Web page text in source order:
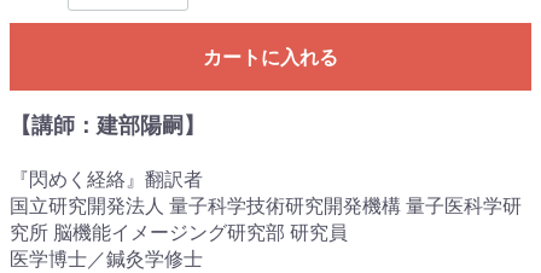
カートに入れる
【講師：建部陽嗣】
『閃めく経絡』翻訳者
国立研究開発法人 量子科学技術研究開発機構 量子医科学研
究所 脳機能イメージング研究部 研究員
医学博士／鍼灸学修士